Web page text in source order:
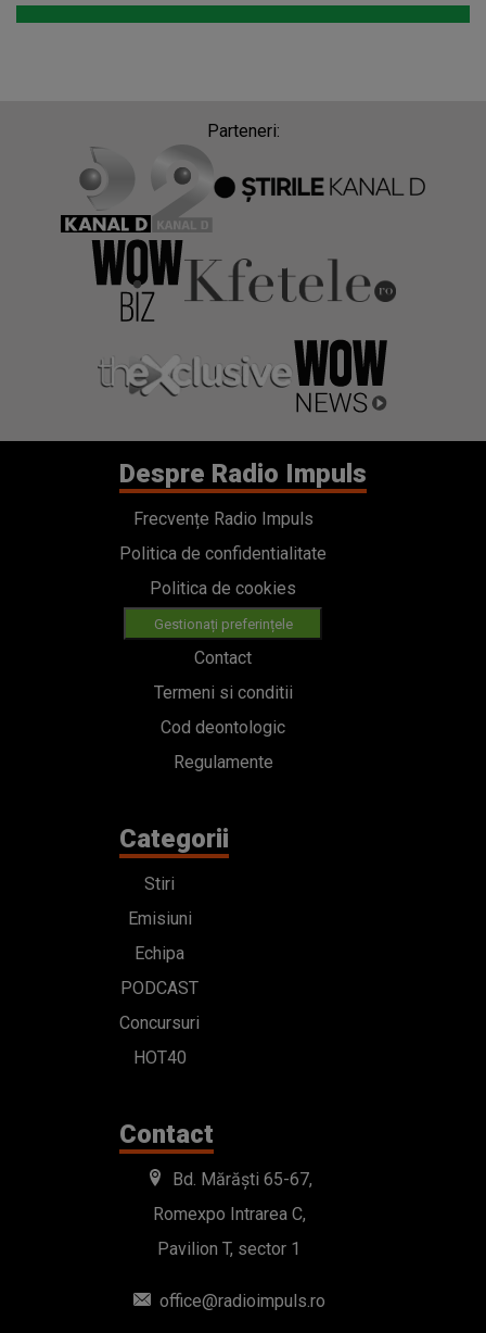
Parteneri:
Despre Radio Impuls
Frecvențe Radio Impuls
Politica de confidentialitate
Politica de cookies
Gestionați preferințele
Contact
Termeni si conditii
Cod deontologic
Regulamente
Categorii
Stiri
Emisiuni
Echipa
PODCAST
Concursuri
HOT40
Contact
Bd. Mărăști 65-67,
Romexpo Intrarea C,
Pavilion T, sector 1
office@radioimpuls.ro